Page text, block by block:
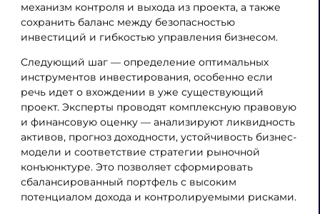
механизм контроля и выхода из проекта, а также
сохранить баланс между безопасностью
инвестиций и гибкостью управления бизнесом.
Следующий шаг — определение оптимальных
инструментов инвестирования, особенно если
речь идет о вхождении в уже существующий
проект. Эксперты проводят комплексную правовую
и финансовую оценку — анализируют ликвидность
активов, прогноз доходности, устойчивость бизнес-
модели и соответствие стратегии рыночной
конъюнктуре. Это позволяет сформировать
сбалансированный портфель с высоким
потенциалом дохода и контролируемыми рисками.